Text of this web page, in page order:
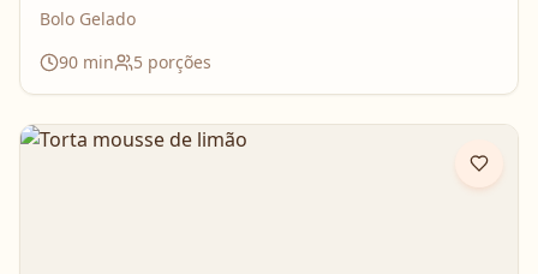
Bolo Gelado
90 min 5 porções